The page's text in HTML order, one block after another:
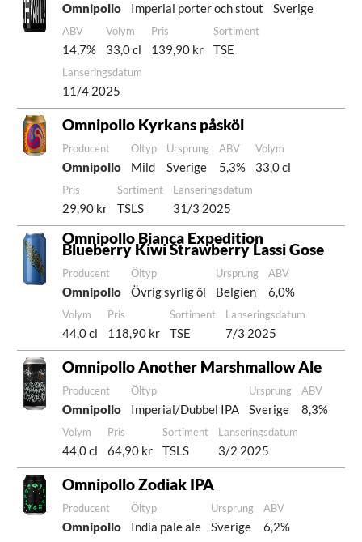
Omnipollo Imperial porter och stout Sverige
ABV
14,7%
Volym
33,0 cl
Pris
139,90 kr
Sortiment
TSE
Lanseringsdatum
11/4 2025
Omnipollo Kyrkans påsköl
Producent
Omnipollo
Öltyp
Mild
Ursprung
Sverige
ABV
5,3%
Volym
33,0 cl
Pris
29,90 kr
Sortiment
TSLS
Lanseringsdatum
31/3 2025
Omnipollo Bianca Expedition
Blueberry Kiwi Strawberry Lassi Gose
Producent
Omnipollo
Öltyp
Övrig syrlig öl
Ursprung
Belgien
ABV
6,0%
Volym
44,0 cl
Pris
118,90 kr
Sortiment
TSE
Lanseringsdatum
7/3 2025
Omnipollo Another Marshmallow Ale
Producent
Omnipollo
Öltyp
Imperial/Dubbel IPA
Ursprung
Sverige
ABV
8,3%
Volym
44,0 cl
Pris
64,90 kr
Sortiment
TSLS
Lanseringsdatum
3/2 2025
Omnipollo Zodiak IPA
Producent
Omnipollo
Öltyp
India pale ale
Ursprung
Sverige
ABV
6,2%